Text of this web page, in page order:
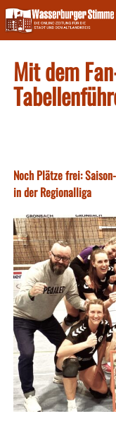
Skip
to
content
Mit dem
Noch Plätze frei:
in der Regionalliga